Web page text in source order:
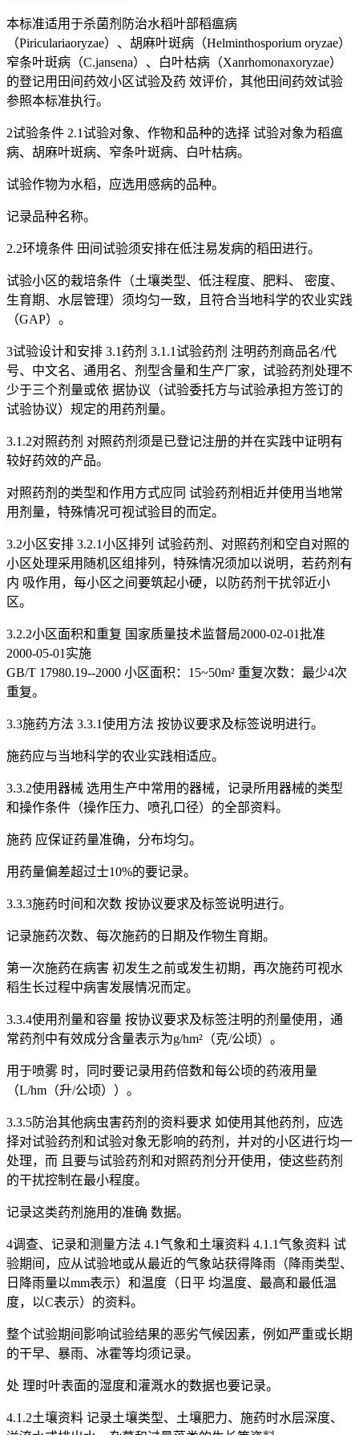
本标准适用于杀菌剂防治水稻叶部稻瘟病
（Piriculariaoryzae）、胡麻叶斑病（Helminthosporium oryzae）
窄条叶斑病（C.jansena）、白叶枯病（Xanrhomonaxoryzae）
的登记用田间药效小区试验及药 效评价，其他田间药效试验
参照本标准执行。
2试验条件 2.1试验对象、作物和品种的选择 试验对象为稻瘟
病、胡麻叶斑病、窄条叶斑病、白叶枯病。
试验作物为水稻，应选用感病的品种。
记录品种名称。
2.2环境条件 田间试验须安排在低注易发病的稻田进行。
试验小区的栽培条件（土壤类型、低注程度、肥料、 密度、
生育期、水层管理）须均匀一致，且符合当地科学的农业实践
（GAP）。
3试验设计和安排 3.1药剂 3.1.1试验药剂 注明药剂商品名/代
号、中文名、通用名、剂型含量和生产厂家，试验药剂处理不
少于三个剂量或依 据协议（试验委托方与试验承担方签订的
试验协议）规定的用药剂量。
3.1.2对照药剂 对照药剂须是已登记注册的并在实践中证明有
较好药效的产品。
对照药剂的类型和作用方式应同 试验药剂相近并使用当地常
用剂量，特殊情况可视试验目的而定。
3.2小区安排 3.2.1小区排列 试验药剂、对照药剂和空自对照的
小区处理采用随机区组排列，特殊情况须加以说明，若药剂有
内 吸作用，每小区之间要筑起小硬，以防药剂干扰邻近小
区。
3.2.2小区面积和重复 国家质量技术监督局2000-02-01批准
2000-05-01实施
GB/T 17980.19--2000 小区面积：15~50m² 重复次数：最少4次
重复。
3.3施药方法 3.3.1使用方法 按协议要求及标签说明进行。
施药应与当地科学的农业实践相适应。
3.3.2使用器械 选用生产中常用的器械，记录所用器械的类型
和操作条件（操作压力、喷孔口径）的全部资料。
施药 应保证药量准确，分布均匀。
用药量偏差超过士10%的要记录。
3.3.3施药时间和次数 按协议要求及标签说明进行。
记录施药次数、每次施药的日期及作物生育期。
第一次施药在病害 初发生之前或发生初期，再次施药可视水
稻生长过程中病害发展情况而定。
3.3.4使用剂量和容量 按协议要求及标签注明的剂量使用，通
常药剂中有效成分含量表示为g/hm²（克/公顷）。
用于喷雾 时，同时要记录用药倍数和每公顷的药液用量
（L/hm（升/公顷））。
3.3.5防治其他病虫害药剂的资料要求 如使用其他药剂，应选
择对试验药剂和试验对象无影响的药剂，并对的小区进行均一
处理，而 且要与试验药剂和对照药剂分开使用，使这些药剂
的干扰控制在最小程度。
记录这类药剂施用的准确 数据。
4调查、记录和测量方法 4.1气象和土壤资料 4.1.1气象资料 试
验期间，应从试验地或从最近的气象站获得降雨（降雨类型、
日降雨量以mm表示）和温度（日平 均温度、最高和最低温
度，以C表示）的资料。
整个试验期间影响试验结果的恶劣气候因素，例如严重或长期
的干早、暴雨、冰霍等均须记录。
处 理时叶表面的湿度和灌溉水的数据也要记录。
4.1.2土壤资料 记录土壤类型、土壤肥力、施药时水层深度、